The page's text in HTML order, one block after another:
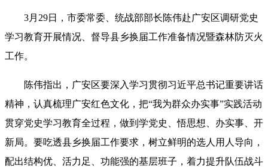
3月29日，市委常委、统战部部长陈伟赴广安区调研党史
学习教育开展情况、督导县乡换届工作准备情况暨森林防灭火
工作。
陈伟指出，广安区要深入学习贯彻习近平总书记重要讲话
精神，认真梳理广安红色文化，把“我为群众办实事”实践活动
贯穿党史学习教育全过程，做到学党史、悟思想、办实事、开
新局。要吃透县乡换届工作要求，树立鲜明的选人用人导向，
配出结构优、活力足、功能强的基层班子，着力提升队伍战斗